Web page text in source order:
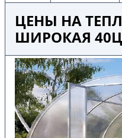
ЦЕНЫ НА
ШИРОКАЯ